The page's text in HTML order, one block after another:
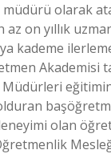
müdürü olarak
az on yıllık
kademe
Akademisi
olan